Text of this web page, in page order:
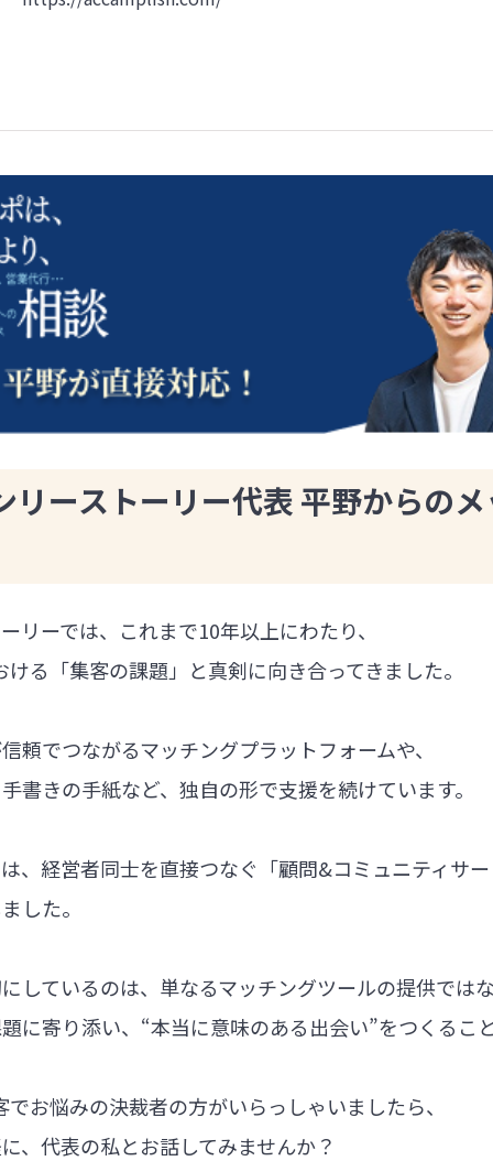
リーストーリー代表 平野からの
リーでは、これまで10年以上にわたり、
る「集客の課題」と真剣に向き合ってきました。
頼でつながるマッチングプラットフォームや、
書きの手紙など、独自の形で支援を続けています。
、経営者同士を直接つなぐ「顧問&コミュニティサ
した。
しているのは、単なるマッチングツールの提供では
に寄り添い、“本当に意味のある出会い”をつくるこ
お悩みの決裁者の方がいらっしゃいましたら、
、代表の私とお話してみませんか？